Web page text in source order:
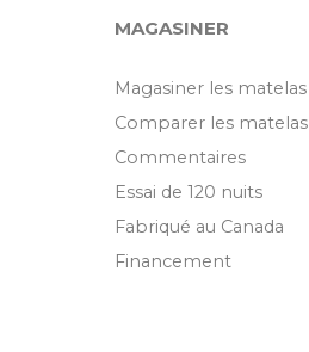
MAGASINER
Magasiner les matelas
Comparer les matelas
Commentaires
Essai de 120 nuits
Fabriqué au Canada
Financement